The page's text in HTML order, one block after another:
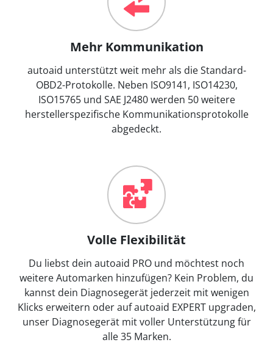
Mehr Kommunikation
autoaid unterstützt weit mehr als die Standard-
OBD2-Protokolle. Neben ISO9141, ISO14230,
ISO15765 und SAE J2480 werden 50 weitere
herstellerspezifische Kommunikationsprotokolle
abgedeckt.
Volle Flexibilität
Du liebst dein autoaid PRO und möchtest noch
weitere Automarken hinzufügen? Kein Problem, du
kannst dein Diagnosegerät jederzeit mit wenigen
Klicks erweitern oder auf autoaid EXPERT upgraden,
unser Diagnosegerät mit voller Unterstützung für
alle 35 Marken.